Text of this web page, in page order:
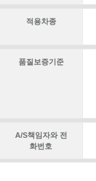
적용차종
품질보증기준
A/S책임자와 전
화번호